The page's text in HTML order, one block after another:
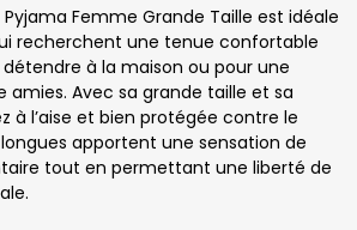
Femme Grande Taille est idéale
recherchent une tenue confortable
à la maison ou pour une
amies. Avec sa grande taille et sa
à l’aise et bien protégée contre le
apportent une sensation de
tout en permettant une liberté de